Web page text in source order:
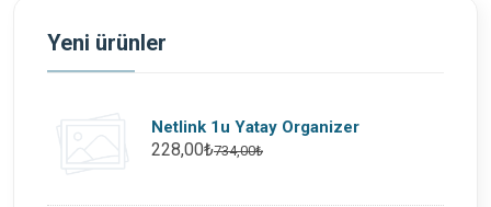
Yeni ürünler
Netlink 1u Yatay Organizer
228,00₺734,00₺